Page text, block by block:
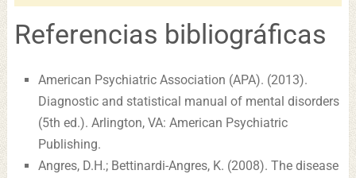
Referencias bibliográficas
American Psychiatric Association (APA). (2013).
Diagnostic and statistical manual of mental disorders
(5th ed.). Arlington, VA: American Psychiatric
Publishing.
Angres, D.H.; Bettinardi-Angres, K. (2008). The disease